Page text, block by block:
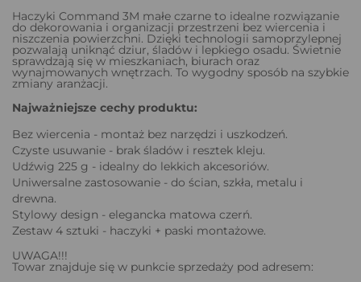
Haczyki Command 3M małe czarne to idealne rozwiązanie
do dekorowania i organizacji przestrzeni bez wiercenia i
niszczenia powierzchni. Dzięki technologii samoprzylepnej
pozwalają uniknąć dziur, śladów i lepkiego osadu. Świetnie
sprawdzają się w mieszkaniach, biurach oraz
wynajmowanych wnętrzach. To wygodny sposób na szybkie
zmiany aranżacji.
Najważniejsze cechy produktu:
Bez wiercenia - montaż bez narzędzi i uszkodzeń.
Czyste usuwanie - brak śladów i resztek kleju.
Udźwig 225 g - idealny do lekkich akcesoriów.
Uniwersalne zastosowanie - do ścian, szkła, metalu i
drewna.
Stylowy design - elegancka matowa czerń.
Zestaw 4 sztuki - haczyki + paski montażowe.
UWAGA!!!
Towar znajduje się w punkcie sprzedaży pod adresem: